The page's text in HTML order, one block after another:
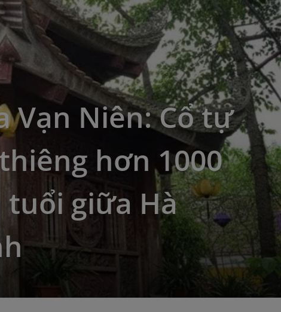
Vạn Niên: Cổ tự
hơn 1000
tuổi giữa Hà